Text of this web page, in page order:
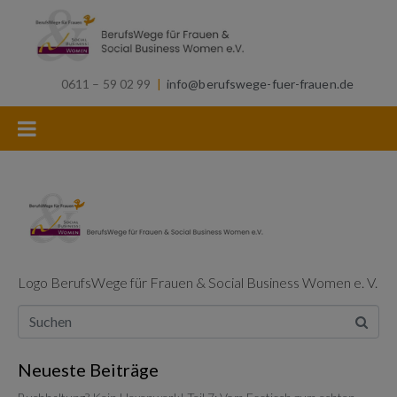
0611 – 59 02 99 | info@berufswege-fuer-frauen.de
Logo BerufsWege für Frauen & Social Business Women e. V.
Neueste Beiträge